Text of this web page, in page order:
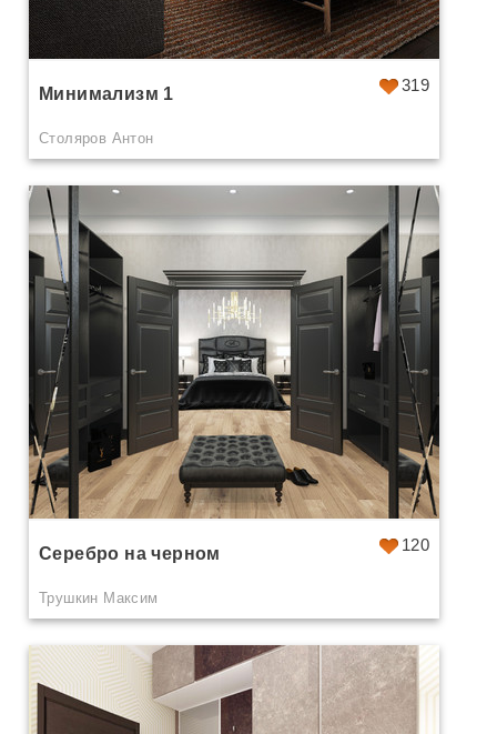
319
Минимализм 1
Столяров Антон
120
Серебро на черном
Трушкин Максим